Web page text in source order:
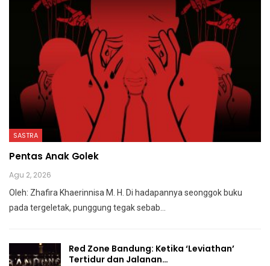
SASTRA
Pentas Anak Golek
Agu 2, 2026
Oleh: Zhafira Khaerinnisa M. H.
Di hadapannya seonggok buku
pada tergeletak, punggung tegaksebab
Red Zone Bandung: Ketika ‘Leviathan’
Tertidur dan Jalanan…